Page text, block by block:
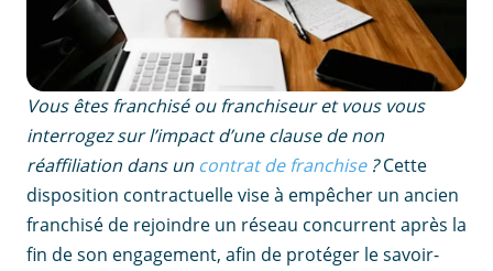
Vous êtes franchisé ou franchiseur et vous vous
interrogez sur l’impact d’une clause de non
réaffiliation dans un contrat de franchise?Cette
disposition contractuelle vise à empêcher un ancien
franchisé de rejoindre un réseau concurrent après la
fin de son engagement, afin de protéger le savoir-